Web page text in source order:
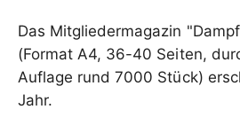
Das Mitgliedermagazin
(Format A4, 36-40 Seiten,
Auflage rund 7000 Stück)
Jahr.